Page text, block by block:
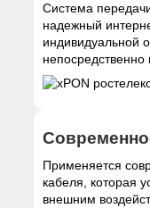
Система
надежный
индивидуальной
непосредственно
Применяется
кабеля, которая
внешним